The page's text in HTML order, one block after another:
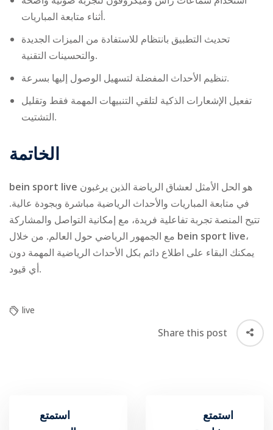
أثناء متابعة المباريات.
تحديث التطبيق بانتظام للاستفادة من الميزات الجديدة
والتحسينات التقنية.
تنظيم الأحداث المفضلة لتسهيل الوصول إليها بسرعة.
تفعيل الإشعارات الذكية لتلقي التنبيهات المهمة فقط وتقليل
التشتيت.
الخاتمة
bein sport live
في متابعة المباريات والأحداث الرياضية مباشرة وبجودة عالية.
تتيح المنصة تجربة تفاعلية فريدة، مع إمكانية التواصل والمشاركة
bein sport live،
يمكنك البقاء على اطلاع دائم بكل الأحداث الرياضية المهمة دون
أي قيود.
live
Share this post
استمتع
استمتع